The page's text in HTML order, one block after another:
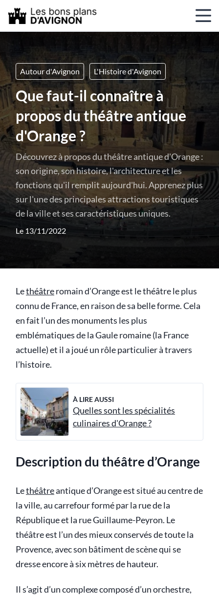
Autour d'Avignon L'Histoire d'Avignon
Que faut-il connaître à
propos du théâtre antique
d'Orange ?
Découvrez à propos du théâtre antique d'Orange :
son origine, son histoire, l'architecture et les
fonctions qu'il remplit aujourd'hui. Apprenez plus
sur l'une des principales attractions touristiques
de la ville et ses caractéristiques uniques.
Le 13/11/2022
Lethéâtreromain d’Orange est le théâtre le plus
connu de France, en raison de sa belle forme. Cela
en fait l’un des monuments les plus
emblématiques de la Gaule romaine (la France
actuelle) et il a joué un rôle particulier à travers
l’histoire.
À LIRE AUSSI
Quelles sont les spécialités
culinaires d'Orange ?
Description du théâtre d’Orange
Lethéâtreantique d’Orange est situé au centre de
la ville, au carrefour formé par la rue de la
République et la rue Guillaume-Peyron. Le
théâtre est l’un des mieux conservés de toute la
Provence, avec son bâtiment de scène qui se
dresse encore à six mètres de hauteur.
Il s’agit d’un complexe composé d’un orchestre,